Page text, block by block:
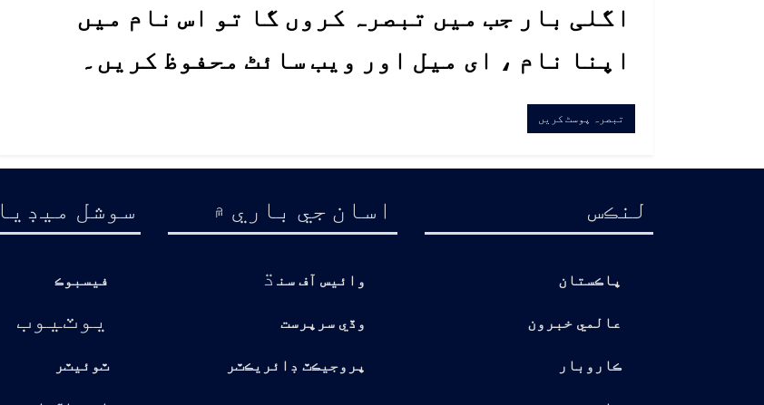
اگلی بار جب میں تبصرہ کروں گا تو اس نام میں
اپنا نام ، ای میل اور ویب سائٹ محفوظ کریں۔
لنڪس
پاڪستان
عالمي خبرون
ڪاروبار
اسان جي باري ۾
وائيس آف سن ڌ
وڏي سرپرست
پروجيڪٽ ڊائريڪٽر
سوشل ميڊيا
فيسبوڪ
يوٽيوب
ٽوئيٽر